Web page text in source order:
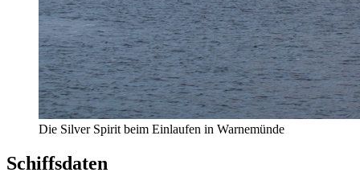
Die Silver Spirit beim Einlaufen in Warnemünde
Schiffsdaten